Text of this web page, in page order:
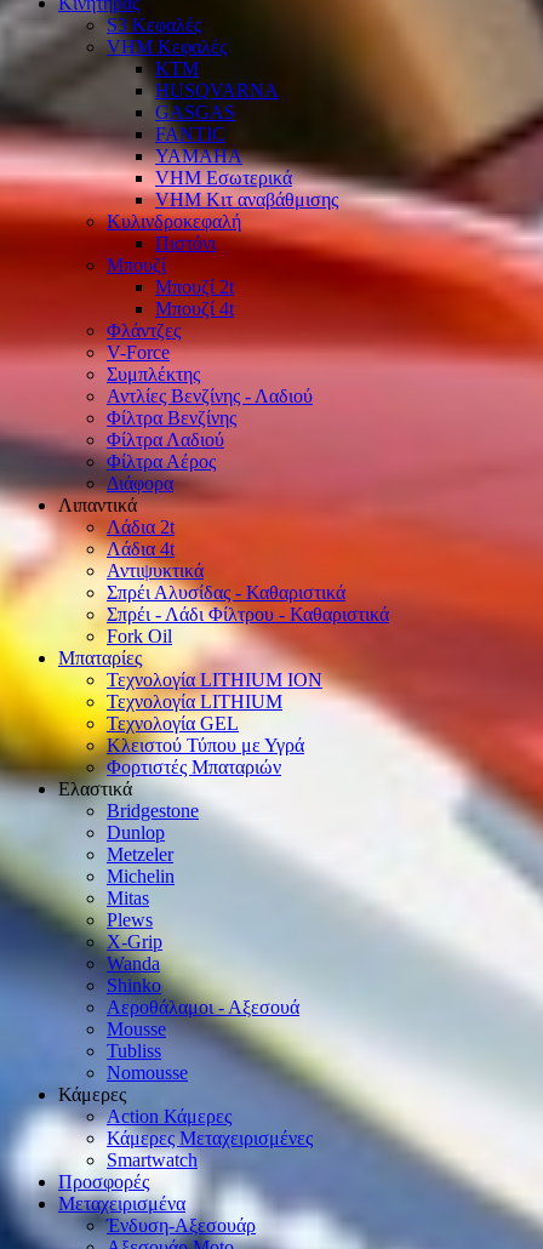
S3 Κεφαλές
VHM Κεφαλές
KTM
HUSQVARNA
GASGAS
FANTIC
YAMAHA
VHM Εσωτερικά
VHM Κιτ αναβάθμισης
Κυλινδροκεφαλή
Πιστόνι
Μπουζί
Μπουζί 2t
Μπουζί 4t
Φλάντζες
V-Force
Συμπλέκτης
Αντλίες Βενζίνης - Λαδιού
Φίλτρα Βενζίνης
Φίλτρα Λαδιού
Φίλτρα Αέρος
Διάφορα
Λιπαντικά
Λάδια 2t
Λάδια 4t
Αντιψυκτικά
Σπρέι Αλυσίδας - Καθαριστικά
Σπρέι - Λάδι Φίλτρου - Καθαριστικά
Fork Oil
Μπαταρίες
Τεχνολογία LITHIUM ION
Τεχνολογία LITHIUM
Τεχνολογία GEL
Κλειστού Τύπου με Υγρά
Φορτιστές Μπαταριών
Ελαστικά
Bridgestone
Dunlop
Metzeler
Michelin
Mitas
Plews
X-Grip
Wanda
Shinko
Αεροθάλαμοι - Αξεσουά
Mousse
Tubliss
Nomousse
Κάμερες
Action Κάμερες
Κάμερες Μεταχειρισμένες
Smartwatch
Προσφορές
Μεταχειρισμένα
Ένδυση-Αξεσουάρ